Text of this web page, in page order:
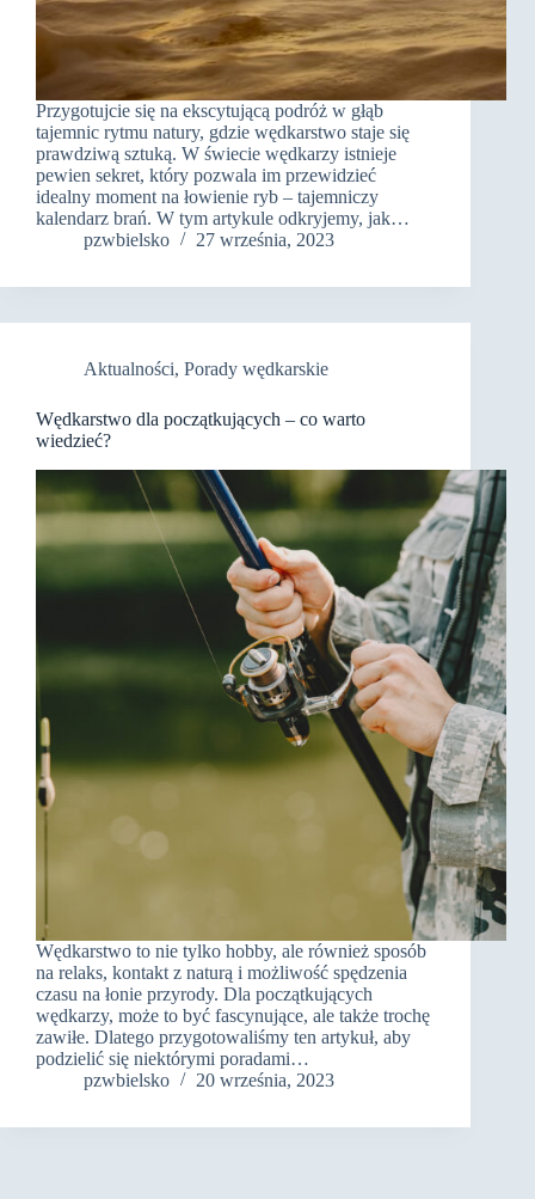
Przygotujcie się na ekscytującą podróż w głąb
tajemnic rytmu natury, gdzie wędkarstwo staje się
prawdziwą sztuką. W świecie wędkarzy istnieje
pewien sekret, który pozwala im przewidzieć
idealny moment na łowienie ryb – tajemniczy
kalendarz brań. W tym artykule odkryjemy, jak…
pzwbielsko
27 września, 2023
Aktualności, Porady wędkarskie
Wędkarstwo dla początkujących – co warto
wiedzieć?
Wędkarstwo to nie tylko hobby, ale również sposób
na relaks, kontakt z naturą i możliwość spędzenia
czasu na łonie przyrody. Dla początkujących
wędkarzy, może to być fascynujące, ale także trochę
zawiłe. Dlatego przygotowaliśmy ten artykuł, aby
podzielić się niektórymi poradami…
pzwbielsko
20 września, 2023